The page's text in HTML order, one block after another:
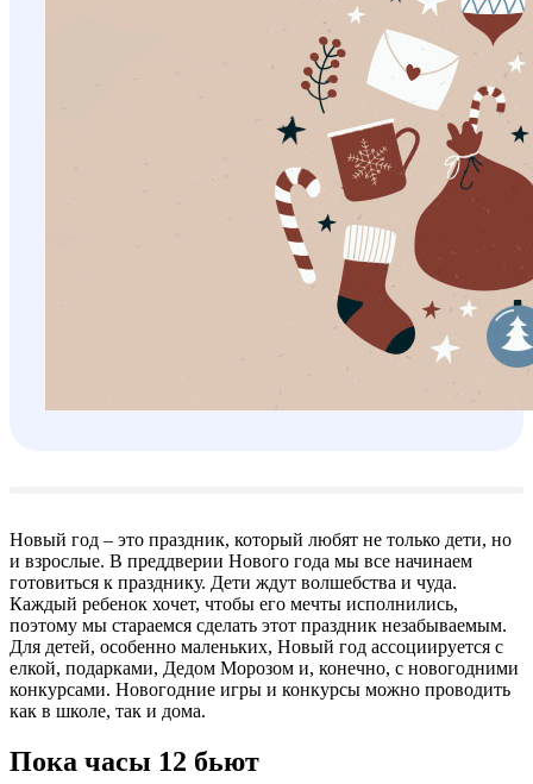
Новый год – это праздник, который любят не только дети, но
и взрослые. В преддверии Нового года мы все начинаем
готовиться к празднику. Дети ждут волшебства и чуда.
Каждый ребенок хочет, чтобы его мечты исполнились,
поэтому мы стараемся сделать этот праздник незабываемым.
Для детей, особенно маленьких, Новый год ассоциируется с
елкой, подарками, Дедом Морозом и, конечно, с новогодними
конкурсами. Новогодние игры и конкурсы можно проводить
как в школе, так и дома.
Пока часы 12 бьют